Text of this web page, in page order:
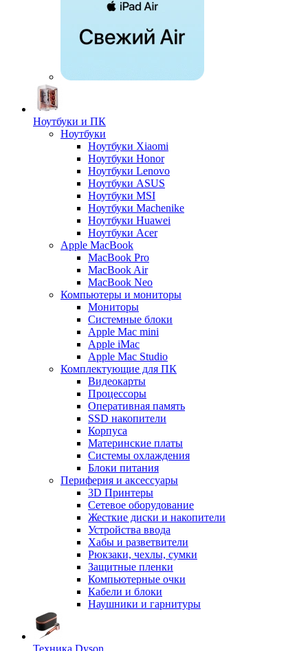
Ноутбуки и ПК
Ноутбуки
Ноутбуки Xiaomi
Ноутбуки Honor
Ноутбуки Lenovo
Ноутбуки ASUS
Ноутбуки MSI
Ноутбуки Machenike
Ноутбуки Huawei
Ноутбуки Acer
Apple MacBook
MacBook Pro
MacBook Air
MacBook Neo
Компьютеры и мониторы
Мониторы
Системные блоки
Apple Mac mini
Apple iMac
Apple Mac Studio
Комплектующие для ПК
Видеокарты
Процессоры
Оперативная память
SSD накопители
Корпуса
Материнские платы
Системы охлаждения
Блоки питания
Периферия и аксессуары
3D Принтеры
Сетевое оборудование
Жесткие диски и накопители
Устройства ввода
Хабы и разветвители
Рюкзаки, чехлы, сумки
Защитные пленки
Компьютерные очки
Кабели и блоки
Наушники и гарнитуры
Техника Dyson